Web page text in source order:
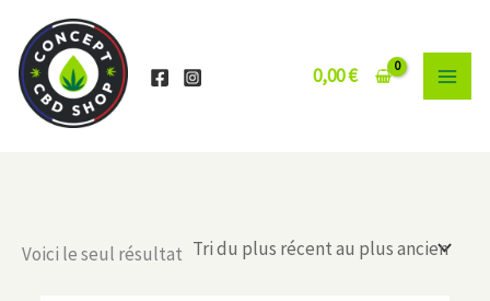
contenu
0,00€
Voici le seul résultat